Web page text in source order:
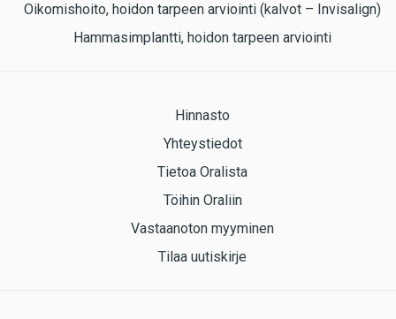
Oikomishoito, hoidon tarpeen arviointi (kalvot – Invisalign)
Hammasimplantti, hoidon tarpeen arviointi
Hinnasto
Yhteystiedot
Tietoa Oralista
Töihin Oraliin
Vastaanoton myyminen
Tilaa uutiskirje